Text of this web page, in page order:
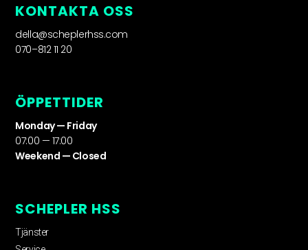
KONTAKTA OSS
della@scheplerhss.com
070–812 11 20
ÖPPETTIDER
Monday — Friday
07:00 — 17:00
Weekend — Closed
SCHEPLER HSS
Tjänster